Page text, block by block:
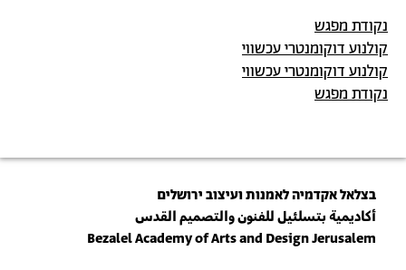
נקודת מפגש
קולנוע דוקומנטרי עכשווי
קולנוע דוקומנטרי עכשווי
נקודת מפגש
בצלאל אקדמיה לאמנות ועיצוב ירושלים
أكاديمية بتسلئيل للفنون والتصميم القدس
Bezalel Academy of Arts and Design Jerusalem